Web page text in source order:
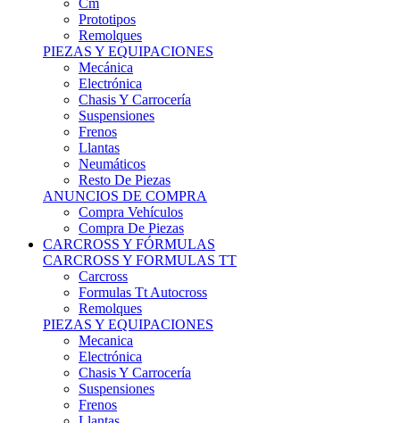
Remolques
PIEZAS Y EQUIPACIONES
Mecánica
Electrónica
Chasis Y Carrocería
Suspensiones
Frenos
Llantas
Neumáticos
Resto De Piezas
ANUNCIOS DE COMPRA
Compra Vehículos
Compra De Piezas
CARCROSS Y FÓRMULAS
CARCROSS Y FORMULAS TT
Carcross
Formulas Tt Autocross
Remolques
PIEZAS Y EQUIPACIONES
Mecanica
Electrónica
Chasis Y Carrocería
Suspensiones
Frenos
Llantas
Neumáticos